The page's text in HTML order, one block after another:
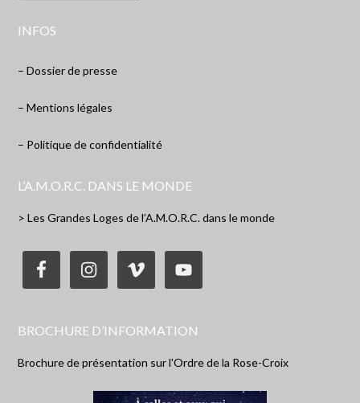
INFOS
– Dossier de presse
– Mentions légales
– Politique de confidentialité
L’A.M.O.R.C. DANS LE MONDE
> Les Grandes Loges de l’A.M.O.R.C. dans le monde
BROCHURE D’INFORMATION
Brochure de présentation sur l'Ordre de la Rose-Croix